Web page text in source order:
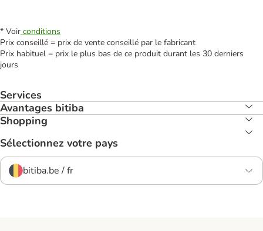
* Voir conditions
Prix conseillé = prix de vente conseillé par le fabricant
Prix habituel = prix le plus bas de ce produit durant les 30 derniers
jours
Services
Avantages bitiba
Shopping
Sélectionnez votre pays
bitiba.be / fr